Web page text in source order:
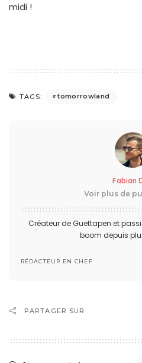
midi !
TAGS: tomorrowland
Fabian
Voir plus de
Créateur de Guettapen et
boom depuis
RÉDACTEUR EN CHEF
PARTAGER SUR